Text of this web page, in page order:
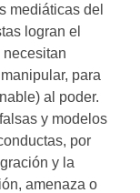
mediáticas del
logran el
para
al poder.
y modelos
por
y la
amenaza o